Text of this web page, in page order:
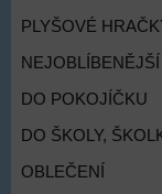
PLYŠOVÉ
DO POKOJÍČKU
DO ŠKOLY,
OBLEČENÍ